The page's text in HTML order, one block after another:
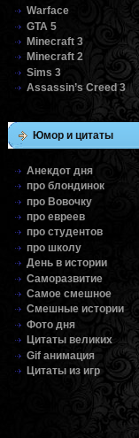
Warface
GTA 5
Minecraft 3
Minecraft 2
Sims 3
Assassin’s Creed 3
Юмор и цитаты
Анекдот дня
про блондинок
про Вовочку
про евреев
про студентов
про школу
День в истории
Саморазвитие
Самое смешное
Смешные истории
Фото дня
Цитаты великих
Gif анимация
Цитаты из игр